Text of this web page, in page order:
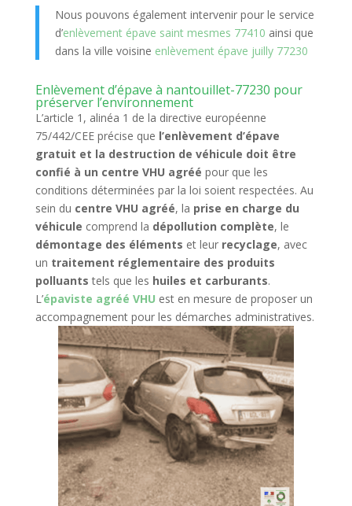
Nous pouvons également intervenir pour le service
d’enlèvement épave saint mesmes 77410 ainsi que
dans la ville voisine enlèvement épave juilly 77230
Enlèvement d’épave à nantouillet-77230 pour
préserver l’environnement
L’article 1, alinéa 1 de la directive européenne
75/442/CEE précise que l’enlèvement d’épave
gratuit et la destruction de véhicule doit être
confié à un centre VHU agréé pour que les
conditions déterminées par la loi soient respectées. Au
sein du centre VHU agréé, la prise en charge du
véhicule comprend la dépollution complète, le
démontage des éléments et leur recyclage, avec
un traitement réglementaire des produits
polluants tels que les huiles et carburants.
L’épaviste agréé VHU est en mesure de proposer un
accompagnement pour les démarches administratives.